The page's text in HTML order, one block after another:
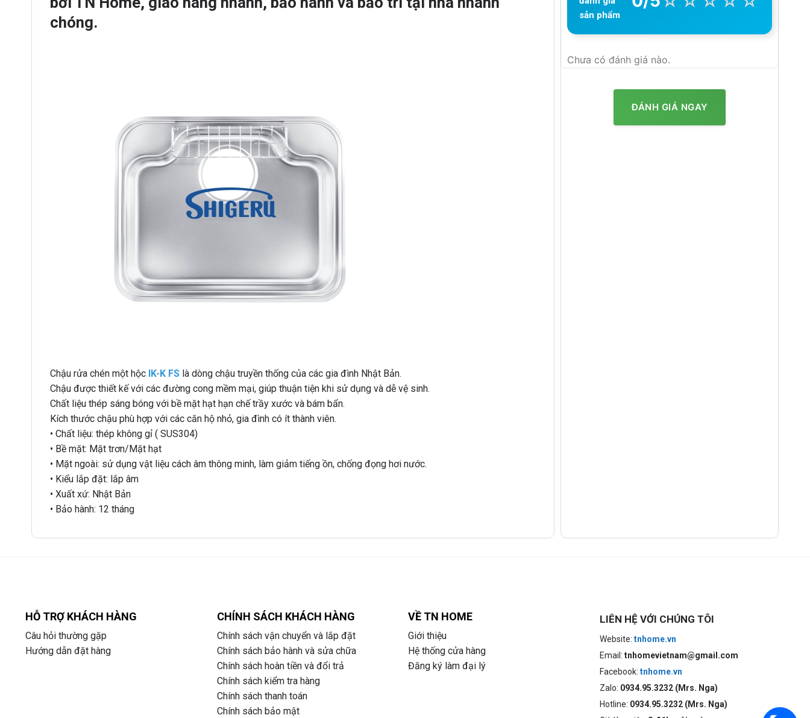
chóng.
Chậu rửa chén một hộc IK-K FS là dòng chậu truyền thống của các gia đình Nhật Bản.
Chậu được thiết kế với các đường cong mềm mại, giúp thuận tiện khi sử dụng và dễ vệ sinh.
Chất liệu thép sáng bóng với bề mặt hạt hạn chế trầy xước và bám bẩn.
Kích thước chậu phù hợp với các căn hộ nhỏ, gia đình có ít thành viên.
• Chất liệu: thép không gỉ ( SUS304)
• Bề mặt: Mặt trơn/Mặt hạt
• Mặt ngoài: sử dụng vật liệu cách âm thông minh, làm giảm tiếng ồn, chống đọng hơi nước.
• Kiểu lắp đặt: lắp âm
• Xuất xứ: Nhật Bản
• Bảo hành: 12 tháng
sản phẩm
Chưa có đánh giá nào.
ĐÁNH GIÁ NGAY
HỖ TRỢ KHÁCH HÀNG
Câu hỏi thường gặp
Hướng dẫn đặt hàng
CHÍNH SÁCH KHÁCH HÀNG
Chính sách vận chuyển và lắp đặt
Chính sách bảo hành và sửa chữa
Chính sách hoàn tiền và đổi trả
Chính sách kiểm tra hàng
Chính sách thanh toán
Chính sách bảo mật
VỀ TN HOME
Giới thiệu
Hệ thống cửa hàng
Đăng ký làm đại lý
LIÊN HỆ VỚI CHÚNG TÔI
Website: tnhome.vn
Email: tnhomevietnam@gmail.com
Facebook: tnhome.vn
Zalo: 0934.95.3232 (Mrs. Nga)
Hotline: 0934.95.3232 (Mrs. Nga)